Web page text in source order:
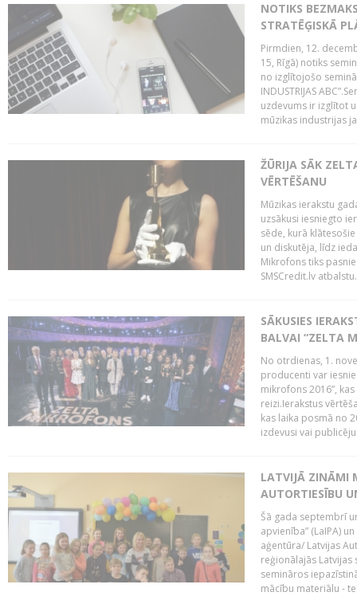
NOTIKS
STRATĒĢISKĀ
Pirmdien, 12.
15, Rīgā) notiks
no izglītojošo
INDUSTRIJAS
uzdevums ir izglītot
mūzikas industrijas
ŽŪRIJA SĀK
VĒRTĒŠANU
Mūzikas ierakstu
uzsākusi iesniegto
sēde, kurā
un diskutēja, līdz
Mikrofons tiks
SMSCredit.lv
SĀKUSIES
BALVAI “ZELTA
No otrdienas, 1.
producenti var
mikrofons 2016”,
reizi.Ierakstus
kas laika posmā no
izdevusi vai
LATVIJĀ ZINĀMI
AUTORTIESĪBU
Šā gada septembrī
apvienība” (LaIPA)
aģentūra/ Latvijas
reģionālajās
semināros
mācību materiālu -